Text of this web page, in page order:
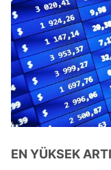
hazırlanmış
ilgili mevzuata
almak için lütfen
EN YÜKSEK